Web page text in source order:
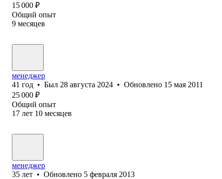
15 000 ₽
Общий опыт
9 месяцев
менеджер
41 год • Был 28 августа 2024 • Обновлено 15 мая 2011
25 000 ₽
Общий опыт
17 лет 10 месяцев
менеджер
35 лет • Обновлено 5 февраля 2013